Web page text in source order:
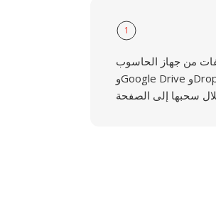
1
من جهاز الحاسوب
وGoogle Drive وDropbox، ورابط URL أو